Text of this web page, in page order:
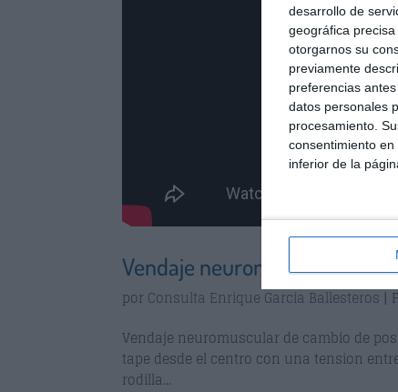
desarrollo de
geográfica
otorgarnos su
previamente
preferencias
datos personales
procesamiento.
consentimiento
inferior de la
Vendaje neuromuscular de
por Consulta Enrique Garcia Ballesteros |
Vendaje neuromuscular de cambio de
tape desde el centro con una tension
rodilla...